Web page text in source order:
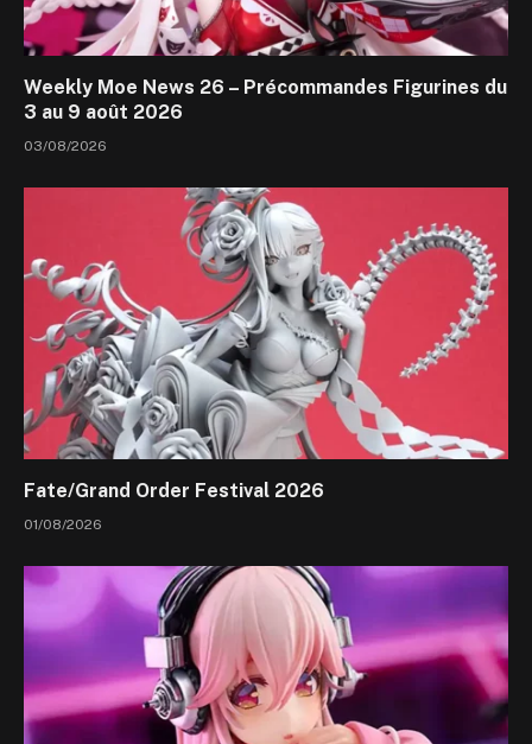
Weekly Moe News 26 – Précommandes Figurines du
3 au 9 août 2026
03/08/2026
Fate/Grand Order Festival 2026
01/08/2026